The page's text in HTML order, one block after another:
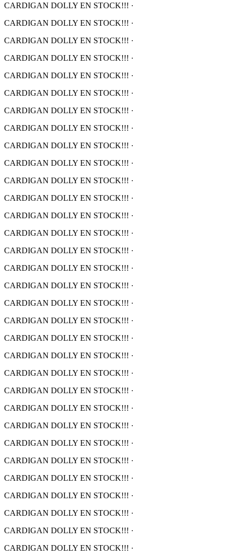
CARDIGAN DOLLY EN STOCK!!! ·
CARDIGAN DOLLY EN STOCK!!! ·
CARDIGAN DOLLY EN STOCK!!! ·
CARDIGAN DOLLY EN STOCK!!! ·
CARDIGAN DOLLY EN STOCK!!! ·
CARDIGAN DOLLY EN STOCK!!! ·
CARDIGAN DOLLY EN STOCK!!! ·
CARDIGAN DOLLY EN STOCK!!! ·
CARDIGAN DOLLY EN STOCK!!! ·
CARDIGAN DOLLY EN STOCK!!! ·
CARDIGAN DOLLY EN STOCK!!! ·
CARDIGAN DOLLY EN STOCK!!! ·
CARDIGAN DOLLY EN STOCK!!! ·
CARDIGAN DOLLY EN STOCK!!! ·
CARDIGAN DOLLY EN STOCK!!! ·
CARDIGAN DOLLY EN STOCK!!! ·
CARDIGAN DOLLY EN STOCK!!! ·
CARDIGAN DOLLY EN STOCK!!! ·
CARDIGAN DOLLY EN STOCK!!! ·
CARDIGAN DOLLY EN STOCK!!! ·
CARDIGAN DOLLY EN STOCK!!! ·
CARDIGAN DOLLY EN STOCK!!! ·
CARDIGAN DOLLY EN STOCK!!! ·
CARDIGAN DOLLY EN STOCK!!! ·
CARDIGAN DOLLY EN STOCK!!! ·
CARDIGAN DOLLY EN STOCK!!! ·
CARDIGAN DOLLY EN STOCK!!! ·
CARDIGAN DOLLY EN STOCK!!! ·
CARDIGAN DOLLY EN STOCK!!! ·
CARDIGAN DOLLY EN STOCK!!! ·
CARDIGAN DOLLY EN STOCK!!! ·
CARDIGAN DOLLY EN STOCK!!! ·